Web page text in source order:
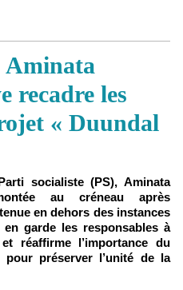
Aminata
recadre les
« Duundal
socialiste (PS), Aminata
au créneau après
en dehors des instances
garde les responsables à
réaffirme l’importance du
préserver l’unité de la